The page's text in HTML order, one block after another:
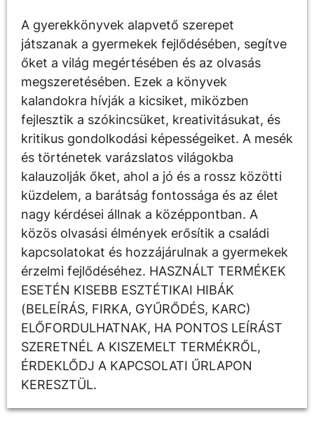
A gyerekkönyvek alapvető szerepet
játszanak a gyermekek fejlődésében, segítve
őket a világ megértésében és az olvasás
megszeretésében. Ezek a könyvek
kalandokra hívják a kicsiket, miközben
fejlesztik a szókincsüket, kreativitásukat, és
kritikus gondolkodási képességeiket. A mesék
és történetek varázslatos világokba
kalauzolják őket, ahol a jó és a rossz közötti
küzdelem, a barátság fontossága és az élet
nagy kérdései állnak a középpontban. A
közös olvasási élmények erősítik a családi
kapcsolatokat és hozzájárulnak a gyermekek
érzelmi fejlődéséhez. HASZNÁLT TERMÉKEK
ESETÉN KISEBB ESZTÉTIKAI HIBÁK
(BELEÍRÁS, FIRKA, GYŰRŐDÉS, KARC)
ELŐFORDULHATNAK, HA PONTOS LEÍRÁST
SZERETNÉL A KISZEMELT TERMÉKRŐL,
ÉRDEKLŐDJ A KAPCSOLATI ŰRLAPON
KERESZTÜL.